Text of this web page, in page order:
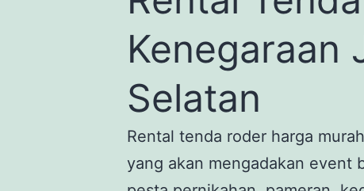
Kenegaraan
Selatan
Rental tenda roder harga
yang akan mengadakan event